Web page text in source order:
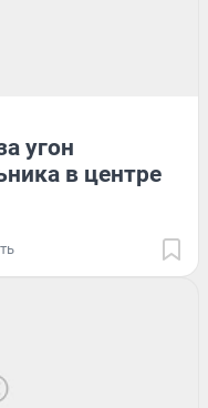
угон
в центре